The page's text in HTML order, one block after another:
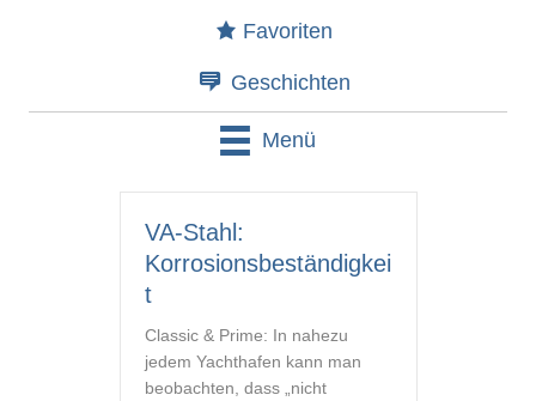
Favoriten
Geschichten
Menü
VA-Stahl:
Korrosionsbeständigkei
t
Classic & Prime: In nahezu
jedem Yachthafen kann man
beobachten, dass „nicht